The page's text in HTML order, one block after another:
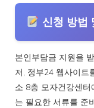
신청 방법
본인부담금 지원을
저, 정부24 웹사이트
소 8층 모자건강센
는 필요한 서류를 준